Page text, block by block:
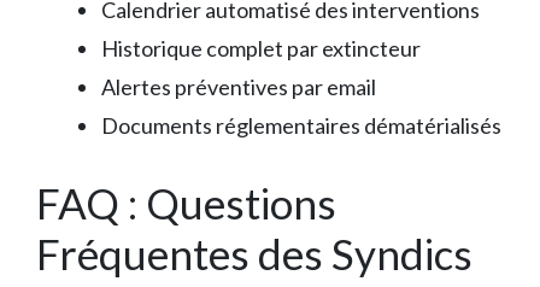
Calendrier automatisé des interventions
Historique complet par extincteur
Alertes préventives par email
Documents réglementaires dématérialisés
FAQ : Questions
Fréquentes des Syndics